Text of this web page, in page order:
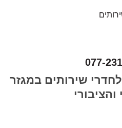
077-
שירותים במגזר